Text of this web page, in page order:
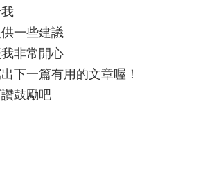
一些建議
非常開心
下一篇有用的文章喔！
鼓勵吧